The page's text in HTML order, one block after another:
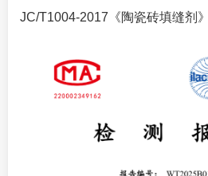
JC/T1004-2017《陶瓷砖填缝剂》